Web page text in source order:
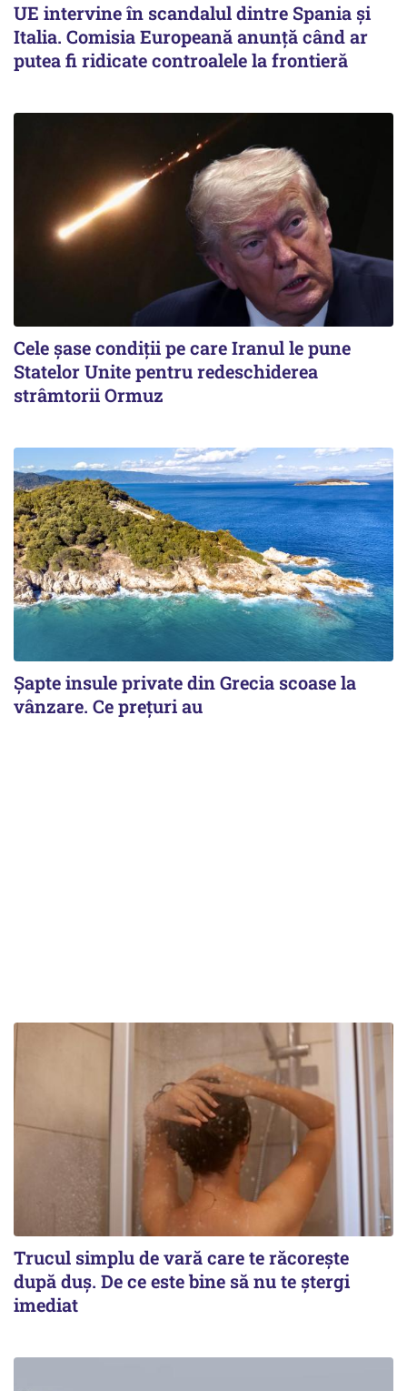
UE intervine în scandalul dintre Spania și
Italia. Comisia Europeană anunță când ar
putea fi ridicate controalele la frontieră
Cele șase condiții pe care Iranul le pune
Statelor Unite pentru redeschiderea
strâmtorii Ormuz
Șapte insule private din Grecia scoase la
vânzare. Ce prețuri au
Trucul simplu de vară care te răcorește
după duș. De ce este bine să nu te ștergi
imediat